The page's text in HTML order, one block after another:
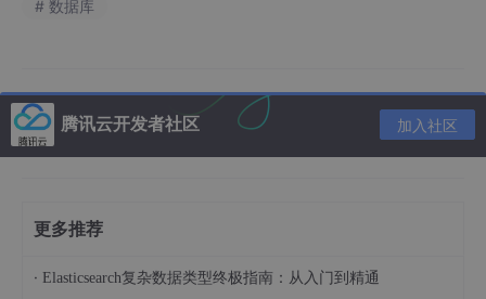
# 数据库
腾讯云开发者社区 加入社区
更多推荐
· Elasticsearch复杂数据类型终极指南：从入门到精通